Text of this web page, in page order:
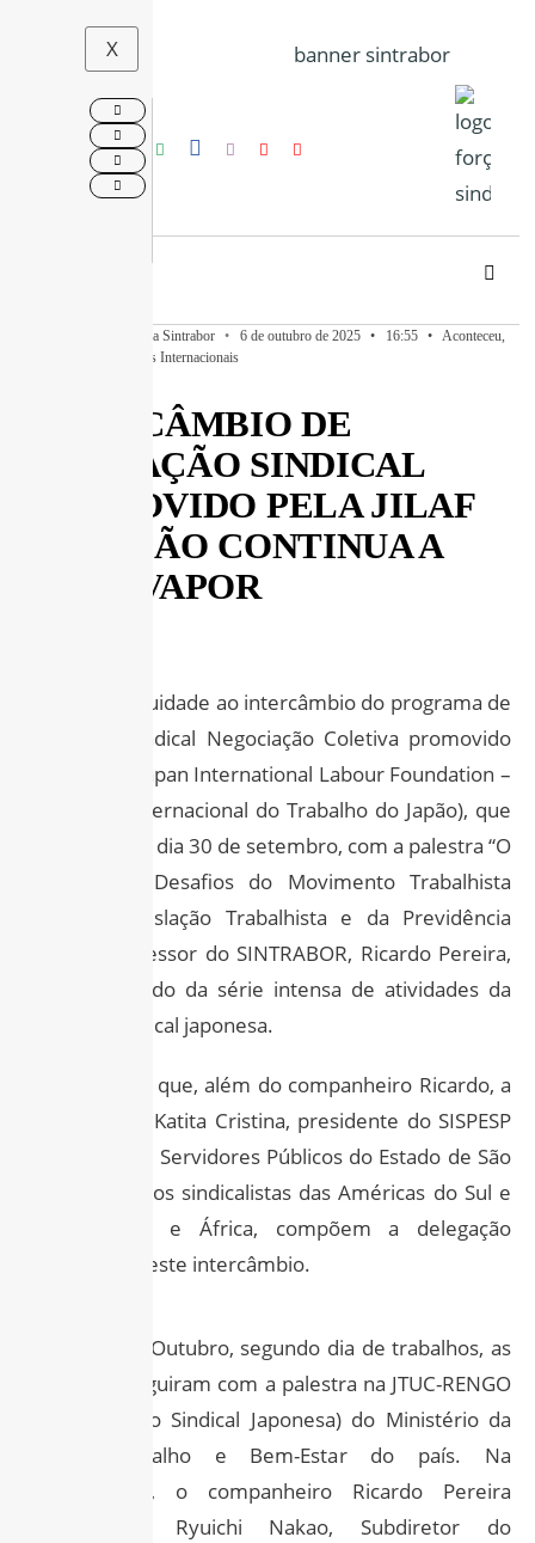
X
Imprensa Sintrabor • 6 de outubro de 2025 • 16:55 • Aconteceu,
Relações Internacionais
INTERCÂMBIO DE
FORMAÇÃO SINDICAL
PROMOVIDO PELA JILAF
NO JAPÃO CONTINUA A
TODO VAPOR
Dando continuidade ao intercâmbio do programa de
Formação Sindical Negociação Coletiva promovido
pela JILAF – Japan International Labour Foundation –
(Fundação Internacional do Trabalho do Japão), que
foi iniciado no dia 30 de setembro, com a palestra “O
Papel e os Desafios do Movimento Trabalhista
Japonês, Legislação Trabalhista e da Previdência
Social”, o assessor do SINTRABOR, Ricardo Pereira,
tem participado da série intensa de atividades da
entidade sindical japonesa.
Vale ressaltar que, além do companheiro Ricardo, a
companheira Katita Cristina, presidente do SISPESP
(Sindicato dos Servidores Públicos do Estado de São
Paulo), e outros sindicalistas das Américas do Sul e
Central, Ásia e África, compõem a delegação
estrangeira neste intercâmbio.
No dia 1° de Outubro, segundo dia de trabalhos, as
atividades seguiram com a palestra na JTUC-RENGO
(Confederação Sindical Japonesa) do Ministério da
Saúde, Trabalho e Bem-Estar do país. Na
oportunidade, o companheiro Ricardo Pereira
entregou a Ryuichi Nakao, Subdiretor do